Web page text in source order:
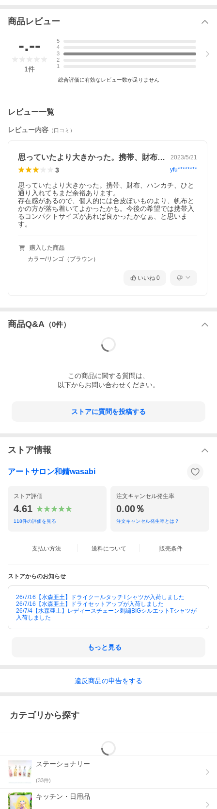
商品レビュー
-.--
1件
5
4
3
2
1
総合評価に有効なレビュー数が足りません
レビュー一覧
レビュー内容 （口コミ）
思っていたより大きかった。携帯、財布、… 2023/5/21
3 yfu********
思っていたより大きかった。携帯、財布、ハンカチ、ひと
通り入れてもまだ余裕あります。
存在感があるので、個人的には合皮ぽいものより、帆布と
かの方が落ち着いてよかったかも。今後の希望では携帯入
るコンパクトサイズがあれば良かったかなぁ、と思いま
す。
購入した商品
カラー/リンゴ（ブラウン）
いいね 0
商品Q&A （0件）
この商品に関する質問は、
以下からお問い合わせください。
ストアに質問を投稿する
ストア情報
アートサロン和錆wasabi
ストア評価
4.61
118件の評価を見る
注文キャンセル発生率
0.00％
注文キャンセル発生率とは？
支払い方法 送料について 販売条件
ストアからのお知らせ
26/7/16【水森亜土】ドライクールタッチTシャツが入荷しました
26/7/16【水森亜土】ドライセットアップが入荷しました
26/7/4【水森亜土】レディースチェーン刺繡BIGシルエットTシャツが
入荷しました
もっと見る
違反商品の申告をする
カテゴリから探す
ステーショナリー
(33件)
キッチン・日用品